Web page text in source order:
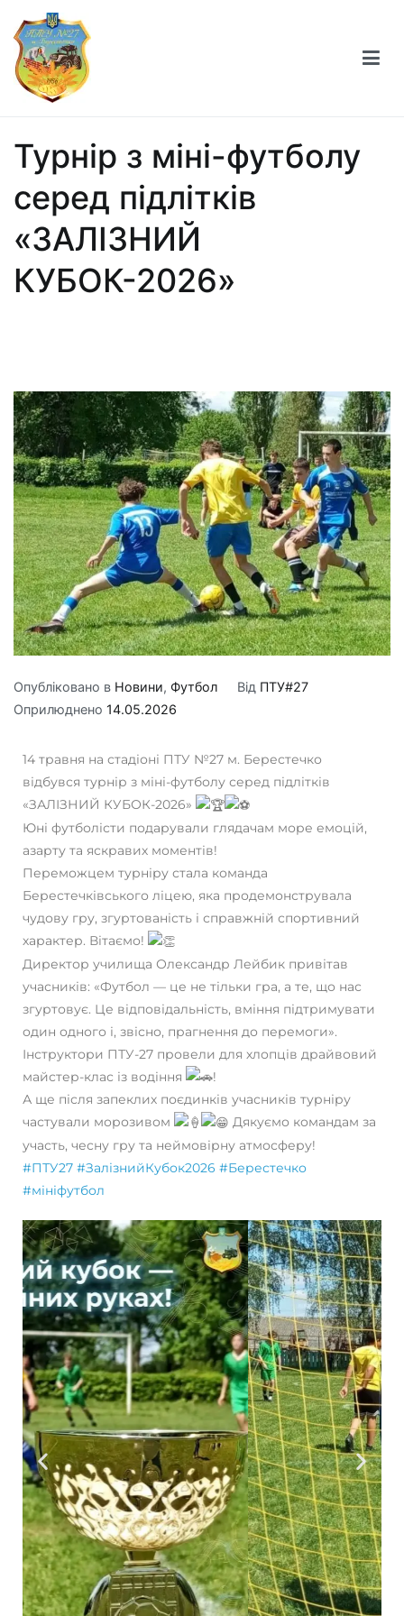
Берестечка
Турнір з міні-футболу
серед підлітків
«ЗАЛІЗНИЙ
КУБОК-2026»
Опубліковано в Новини, Футбол Від ПТУ#27
Оприлюднено 14.05.2026
14 травня на стадіоні ПТУ №27 м. Берестечко
відбувся турнір з міні-футболу серед підлітків
«ЗАЛІЗНИЙ КУБОК-2026»
Юні футболісти подарували глядачам море емоцій,
азарту та яскравих моментів!
Переможцем турніру стала команда
Берестечківського ліцею, яка продемонструвала
чудову гру, згуртованість і справжній спортивний
характер. Вітаємо!
Директор училища Олександр Лейбик привітав
учасників: «Футбол — це не тільки гра, а те, що нас
згуртовує. Це відповідальність, вміння підтримувати
один одного і, звісно, прагнення до перемоги».
Інструктори ПТУ-27 провели для хлопців драйвовий
майстер-клас із водіння
!
А ще після запеклих поєдинків учасників турніру
частували морозивом
Дякуємо командам за
участь, чесну гру та неймовірну атмосферу!
#ПТУ27 #ЗалізнийКубок2026 #Берестечко
#мініфутбол